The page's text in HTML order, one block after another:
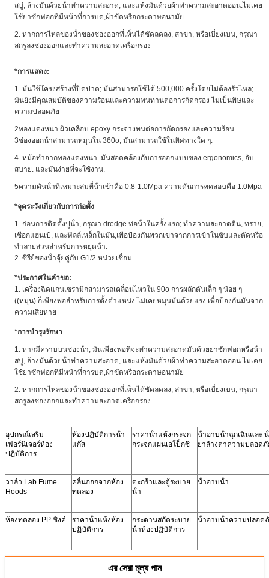
สบู่, ล้างมันด้วยน้ําทําความสะอาด, และแห้งมันด้วยผ้าทําความสะอาดอ่อน.ไม่เคย
ใช้ยาซักฟอกที่มีหน้าที่การบด,ผ้าขัดหรือกระดาษอนามัย
2. หากการไหลของน้ําของช่องออกที่เห็นได้ชัดลดลง, สาขา, หรือเบี่ยงเบน, กรุณา
สกรูลงช่องออกและทําความสะอาดเครือกรอง
*การแสดง:
1. มันใช้โครงสร้างที่ปิดปาด; มันสามารถใช้ได้ 500,000 ครั้งโดยไม่ต้องรั่วไหล;
มันยังมีคุณสมบัติของความร้อนและความทนทานต่อการกัดกรอง ไม่เป็นพิษและ
ความปลอดภัย
2ทองแดงหนา ผิวเคลือบ epoxy กระจ่างทนต่อการกัดกรองและความร้อน
3ช่องออกน้ําสามารถหมุนใน 360o; มันสามารถใช้ในทิศทางใด ๆ.
4. หม้อทําจากทองแดงหนา. มันสอดคล้องกับการออกแบบของ ergonomics, จับ
สบาย. และมันง่ายที่จะใช้งาน.
5ความดันน้ําที่เหมาะสมที่น้ําเข้าคือ 0.8-1.0Mpa ความดันการทดสอบคือ 1.0Mpa
*จุดระวังเกี่ยวกับการก่อตั้ง
1. ก่อนการติดตั้งปูน้ํา, กรุณา dredge ท่อน้ําในครั้งแรก; ทําความสะอาดดิน, ทราย,
เชือกแฮนเป้, และฟิลล์เหล็กในมัน,เพื่อป้องกันพวกเขาจากการเข้าในซับและตัดหรือ
ทําลายส่วนสําหรับการหยุดน้ํา.
2. ซีรีย์ของน้ําจุ้ยคู่กับ G1/2 หน่วยเชื่อม
*ประกาศในคําขอ:
1. เครื่องฉีดแกนเซรามิกสามารถเคลื่อนไหวใน 90o การผลักดันเล็ก ๆ น้อย ๆ
((หมุน) ก็เพียงพอสําหรับการตั้งตําแหน่ง ไม่เคยหมุนมันด้วยแรง เพื่อป้องกันมันจาก
ความเสียหาย
*การบํารุงรักษา
1. หากมีคราบบนช่องน้ํา, มันเพียงพอที่จะทําความสะอาดมันด้วยยาซักฟอกหรือน้ํา
สบู่, ล้างมันด้วยน้ําทําความสะอาด, และแห้งมันด้วยผ้าทําความสะอาดอ่อน.ไม่เคย
ใช้ยาซักฟอกที่มีหน้าที่การบด,ผ้าขัดหรือกระดาษอนามัย
2. หากการไหลของน้ําของช่องออกที่เห็นได้ชัดลดลง, สาขา, หรือเบี่ยงเบน, กรุณา
สกรูลงช่องออกและทําความสะอาดเครือกรอง
อุปกรณ์เสริม
เฟอร์นิเจอร์ห้อง
ปฏิบัติการ
ห้องปฏิบัติการน้ํา
แก๊ส
ราคาน้ําแห้งกระจก
กระจกแผ่นเอโป็กซี่
น้ําอาบน้ําฉุกเฉินและ
ยาล้างตาความปลอดภั
วาล์ว Lab Fume
Hoods
คลื่นออกจากห้อง
ทดลอง
ตะกร้าและตู้ระบาย
น้ํา
น้ําอาบน้ํา
ห้องทดลอง PP ซิงค์
ราคาน้ําแห้งห้อง
ปฏิบัติการ
กระดานสกัดระบาย
น้ําห้องปฏิบัติการ
น้ําอาบน้ําความปลอด
এর সেরা মূল্য পান